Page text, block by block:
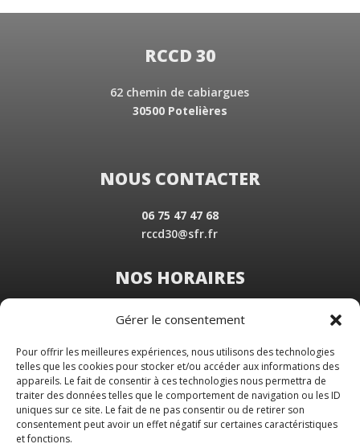
Gérer le consentement
Pour offrir les meilleures expériences, nous utilisons des technologies
telles que les cookies pour stocker et/ou accéder aux informations des
appareils. Le fait de consentir à ces technologies nous permettra de
traiter des données telles que le comportement de navigation ou les ID
uniques sur ce site. Le fait de ne pas consentir ou de retirer son
consentement peut avoir un effet négatif sur certaines caractéristiques
et fonctions.
RCCD 30
62 chemin de cabiargues
30500 Potelières
NOUS CONTACTER
06 75 47 47 68
rccd30@sfr.fr
NOS HORAIRES
Du Lundi au Vendredi
Samedi sur rendez-vous